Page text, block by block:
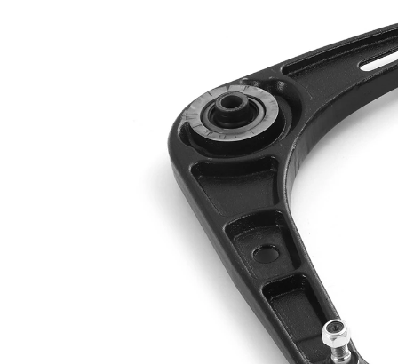
complémentaire
graisse
synthétique
complémentaire /
Info complémentaire
avec rotule
de
suspension
Forme de bras
Bras
triangulaire
Numéro d'article en
VKDS
326010 B